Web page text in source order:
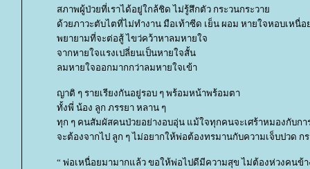
สภาพผู้ป่วยที่เราได้อยู่ใกล้ชิด ไม่รู้สึกตัว กระวนกระวา
ด้วยภาวะตับไตที่ไม่ทำงาน มือเท้าซีด เย็น ผอม หายใจหอบเหนื่
พยายามที่จะต่อสู้ ไขว่คว้าหาลมหายใจ
จากหายใจแรงเปลี่ยนเป็นหายใจสั้น
ลมหายใจออกมากกว่าลมหายใจเข้า
ญาติ ๆ รายเรียงกันอยู่รอบ ๆ พร้อมหน้าพร้อมตา
ทั้งพี่ น้อง ลูก ภรรยา หลาน ๆ
ทุก ๆ คนสัมผัสคนป่วยอย่างอบอุ่น แม้ใจทุกคนจะเศร้าหมองกับก
จะต้องจากไป ลูก ๆ ไม่อยากให้พ่อต้องทรมานกับความเจ็บปวด ก
“ พ่อเหนื่อยมามากแล้ว ขอให้พ่อไปดีมีความสุข ไม่ต้องห่วงคนข้า